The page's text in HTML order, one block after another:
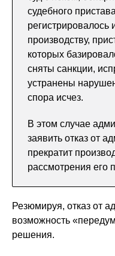
судебного
регистрировалось
производству,
которых
сняты санкции,
устранены
спора исчез.
В этом случае
заявить отказ от
прекратит
рассмотрения его
Резюмируя, отказ от
возможность
решения.